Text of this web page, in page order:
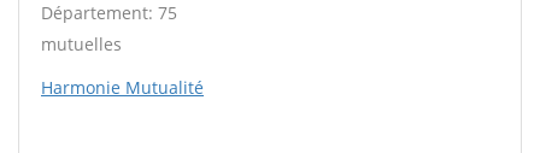
Département: 75
mutuelles
Harmonie Mutualité